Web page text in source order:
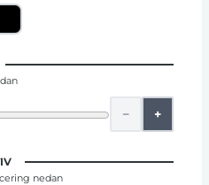
− +
nedan